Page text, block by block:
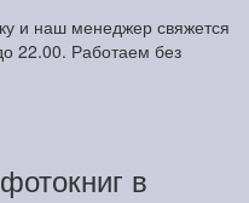
и наш менеджер свяжется
22.00. Работаем без
в